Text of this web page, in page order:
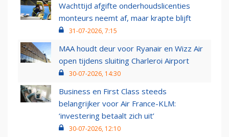
Wachttijd afgifte onderhoudslicenties
monteurs neemt af, maar krapte blijft
31-07-2026, 7:15
MAA houdt deur voor Ryanair en Wizz Air
open tijdens sluiting Charleroi Airport
30-07-2026, 14:30
Business en First Class steeds
belangrijker voor Air France-KLM:
‘investering betaalt zich uit’
30-07-2026, 12:10